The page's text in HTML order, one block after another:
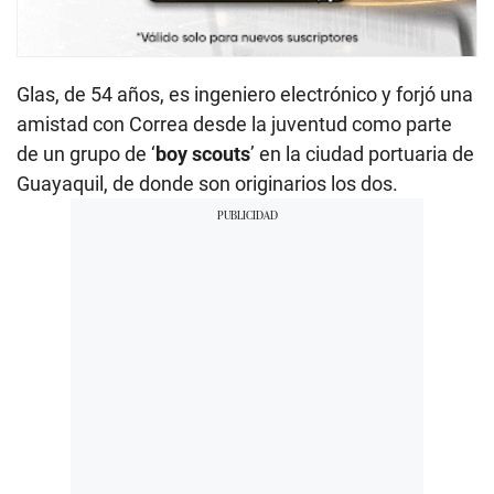
Glas, de 54 años, es ingeniero electrónico y forjó una
amistad con Correa desde la juventud como parte
de un grupo de ‘boy scouts’ en la ciudad portuaria de
Guayaquil, de donde son originarios los dos.